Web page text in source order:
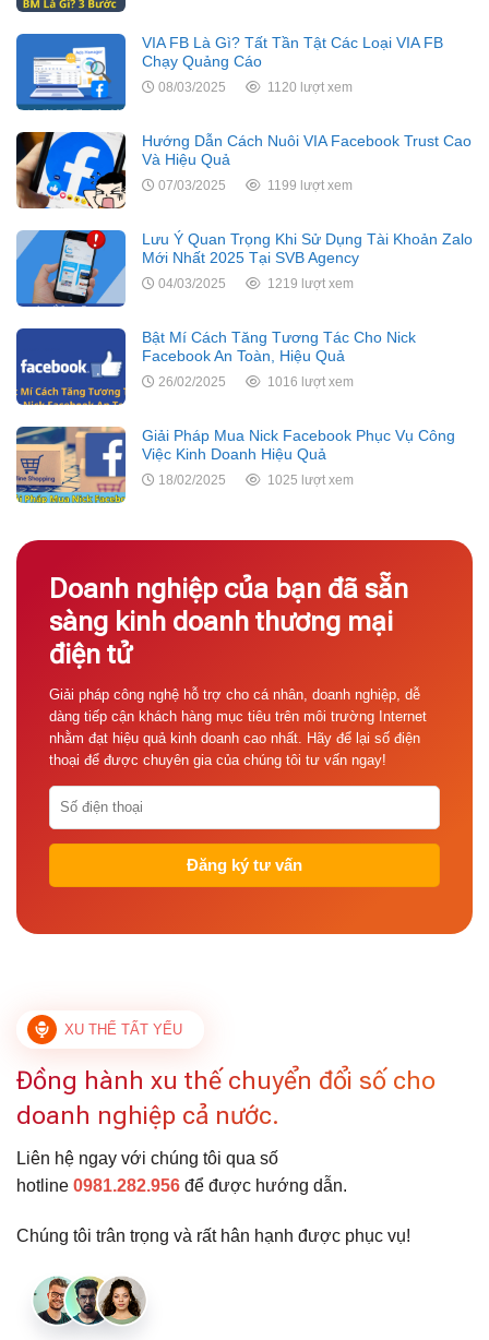
VIA FB Là Gì? Tất Tần Tật Các Loại VIA FB
Chạy Quảng Cáo
08/03/2025 1120 lượt xem
Hướng Dẫn Cách Nuôi VIA Facebook Trust Cao
Và Hiệu Quả
07/03/2025 1199 lượt xem
Lưu Ý Quan Trọng Khi Sử Dụng Tài Khoản Zalo
Mới Nhất 2025 Tại SVB Agency
04/03/2025 1219 lượt xem
Bật Mí Cách Tăng Tương Tác Cho Nick
Facebook An Toàn, Hiệu Quả
26/02/2025 1016 lượt xem
Giải Pháp Mua Nick Facebook Phục Vụ Công
Việc Kinh Doanh Hiệu Quả
18/02/2025 1025 lượt xem
Doanh nghiệp của bạn đã sẵn
sàng kinh doanh thương mại
điện tử
Giải pháp công nghệ hỗ trợ cho cá nhân, doanh nghiệp, dễ
dàng tiếp cận khách hàng mục tiêu trên môi trường Internet
nhằm đạt hiệu quả kinh doanh cao nhất. Hãy để lại số điện
thoại để được chuyên gia của chúng tôi tư vấn ngay!
XU THẾ TẤT YẾU
Đồng hành xu thế chuyển đổi số cho
doanh nghiệp cả nước.
Liên hệ ngay với chúng tôi qua số
hotline 0981.282.956 để được hướng dẫn.
Chúng tôi trân trọng và rất hân hạnh được phục vụ!